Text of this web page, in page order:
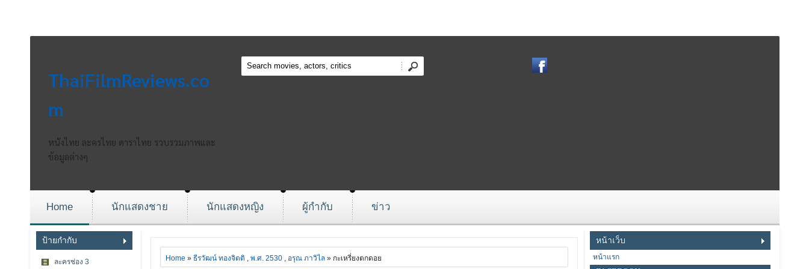
ThaiFilmReviews.co
m
หนังไทย ละครไทย ดาราไทย รวบรวมภาพและ
ข้อมูลต่างๆ
Home นักแสดงชาย นักแสดงหญิง ผู้กำกับ ข่าว
ป้ายกำกับ
ละครช่อง 3 Home » ธีรวัฒน์ ทองจิตติ , พ.ศ. 2530, อรุณ ภาวิไล» กะเหรี่ยงตกดอย
หน้าเว็บ
หน้าแรก